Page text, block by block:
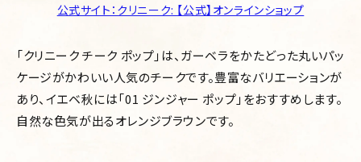
公式サイト：クリニーク: 【公式】オンラインショップ
「クリニーク チーク ポップ」は、ガーベラをかたどった丸いパッ
ケージがかわいい人気のチークです。豊富なバリエーションが
あり、イエベ秋には「01 ジンジャー ポップ」をおすすめします。
自然な色気が出るオレンジブラウンです。